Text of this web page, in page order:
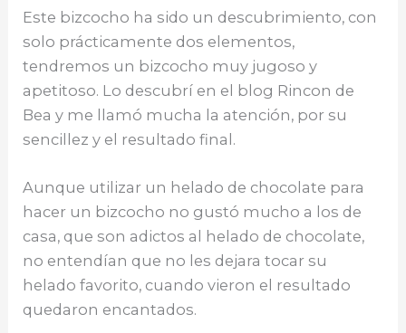
c
e
b
o
o
it
te
r
ai
l
a
ts
A
p
p
n
t
m
p
ar
ti
Este bizcocho ha sido un descubrimiento, con
solo prácticamente dos elementos,
tendremos un bizcocho muy jugoso y
apetitoso. Lo descubrí en el blog Rincon de
Bea y me llamó mucha la atención, por su
sencillez y el resultado final.
Aunque utilizar un helado de chocolate para
hacer un bizcocho no gustó mucho a los de
casa, que son adictos al helado de chocolate,
no entendían que no les dejara tocar su
helado favorito, cuando vieron el resultado
quedaron encantados.